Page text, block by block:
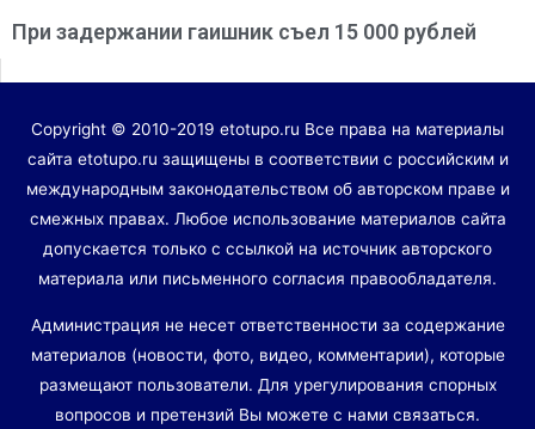
При задержании гаишник съел 15 000 рублей
Copyright © 2010-2019 etotupo.ru Все права на материалы
сайта etotupo.ru защищены в соответствии с российским и
международным законодательством об авторском праве и
смежных правах. Любое использование материалов сайта
допускается только с ссылкой на источник авторского
материала или письменного согласия правообладателя.
Администрация не несет ответственности за содержание
материалов (новости, фото, видео, комментарии), которые
размещают пользователи. Для урегулирования спорных
вопросов и претензий Вы можете с нами связаться.